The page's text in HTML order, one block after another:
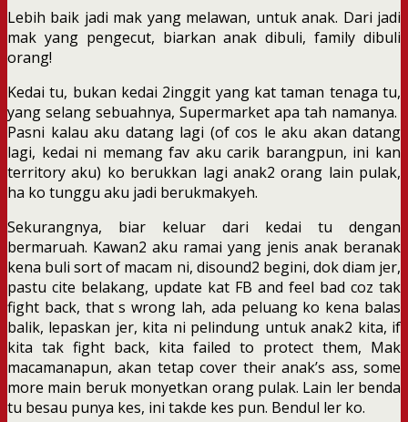
Lebih baik jadi mak yang melawan, untuk anak. Dari jadi
mak yang pengecut, biarkan anak dibuli, family dibuli
orang!
Kedai tu, bukan kedai 2inggit yang kat taman tenaga tu,
yang selang sebuahnya, Supermarket apa tah namanya.
Pasni kalau aku datang lagi (of cos le aku akan datang
lagi, kedai ni memang fav aku carik barangpun, ini kan
territory aku) ko berukkan lagi anak2 orang lain pulak,
ha ko tunggu aku jadi berukmakyeh.
Sekurangnya, biar keluar dari kedai tu dengan
bermaruah. Kawan2 aku ramai yang jenis anak beranak
kena buli sort of macam ni, disound2 begini, dok diam jer,
pastu cite belakang, update kat FB and feel bad coz tak
fight back, that s wrong lah, ada peluang ko kena balas
balik, lepaskan jer, kita ni pelindung untuk anak2 kita, if
kita tak fight back, kita failed to protect them, Mak
macamanapun, akan tetap cover their anak’s ass, some
more main beruk monyetkan orang pulak. Lain ler benda
tu besau punya kes, ini takde kes pun. Bendul ler ko.